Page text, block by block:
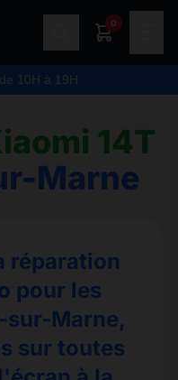
0
10H à 19H
14T
Marne
réparation
pour les
sur-Marne,
sur toutes